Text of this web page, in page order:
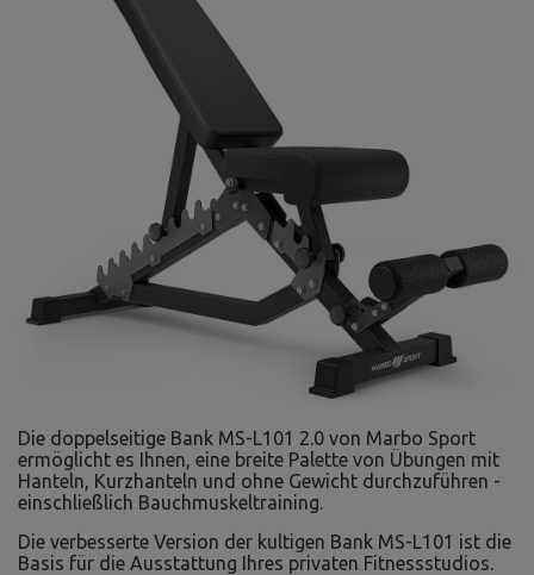
Die doppelseitige Bank MS-L101 2.0 von Marbo Sport
ermöglicht es Ihnen, eine breite Palette von Übungen mit
Hanteln, Kurzhanteln und ohne Gewicht durchzuführen -
einschließlich Bauchmuskeltraining.
Die verbesserte Version der kultigen Bank MS-L101 ist die
Basis für die Ausstattung Ihres privaten Fitnessstudios.